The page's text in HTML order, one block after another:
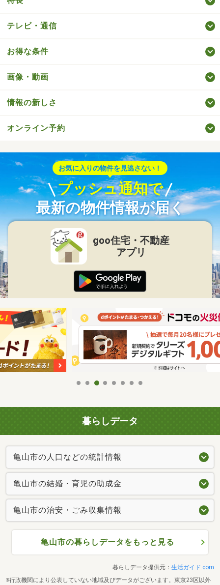
テレビ・通信
お得な条件
画像・動画
情報の新しさ
オンライン予約
お気に入りの物件を見逃さない！
プッシュ通知で
最新の物件情報が届く
goo住宅・不動産
アプリ
暮らしデータ
亀山市の人口などの統計情報
亀山市の結婚・育児の助成金
亀山市の治安・ごみ収集情報
亀山市の暮らしデータをもっと見る
暮らしデータ提供元： 生活ガイド.com
※行政機関により公表していない地域及びデータがございます。東京23区以外